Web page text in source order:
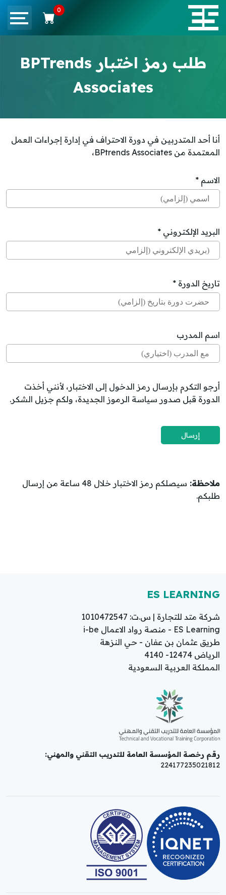
0
طلب رمز اختبار BPTrends
Associates
أنا أحد المتدربين في دورة الاحتراف في إدارة إجراءات العمل
المعتمدة من BPtrends Associates،
الاسم *
البريد الإلكتروني *
تاريخ الدورة *
اسم المدرب
أرجو التكرم بإرسال رمز الدخول إلى الاختبار، لأنني أخذت
الدورة قبل صدور سياسة الرموز الجديدة، ولكم جزيل الشكر.
ملاحظة:
سيصلكم رمز الاختبار خلال 48 ساعة من إرسال
طلبكم.
ES LEARNING
شركة متد للتجارة | س.ت: 1010472547
ES Learning - منصة رواد الاعمال i-be
طريق عثمان بن عفان - حي النزهة
الرياض 12474- 4140
المملكة العربية السعودية
رقم رخصة المؤسسة العامة للتدريب التقني والمهني:
224177235021812